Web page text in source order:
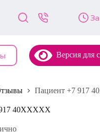
Версия для
Пациент +7 917
40XXXXX